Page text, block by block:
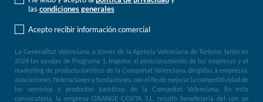
las condiciones generales
Acepto recibir información comercial
La Generalitat Valenciana, a través de la Agencia Valenciana de Turismo, lanzó en
2024 las ayudas de Programa 1, Impulso al posicionamiento de las empresas y el
marketing de producto turístico de la Comunitat Valenciana, dirigidas a empresas,
asociaciones, federaciones y fundaciones, con el fin de mejorar la competitividad de
los servicios y productos turísticos de la Comunitat Valenciana. En esta
convocatoria, la empresa ORANGE COSTA, S.L. resultó beneficiaria del con un